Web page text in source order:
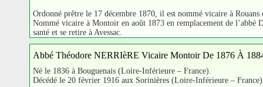
Ordonné prêtre le 17 décembre 1870, il est nommé vicaire à Rouans
Nommé vicaire à Montoir en août 1873 en remplacement de l’abbé
santé et se retire à Avessac.
Abbé Théodore NERRIèRE Vicaire Montoir De 1876 À
Né le 1836 à Bouguenais (Loire-Inférieure – France).
Décédé le 20 février 1916 aux Sorinières (Loire-Inférieure –